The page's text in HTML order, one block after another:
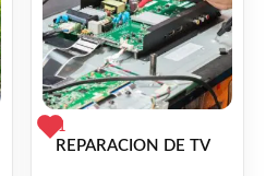
1
REPARACION DE TV